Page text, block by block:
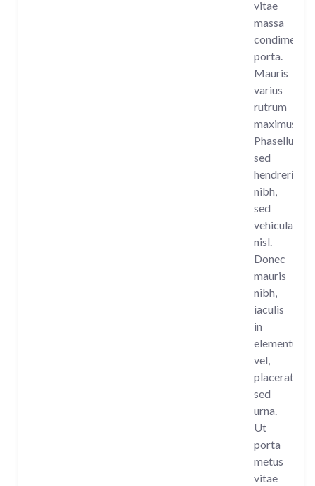
vitae
massa
porta.
Mauris
varius
rutrum
maximus.
Phasellus
sed
hendrerit
nibh,
sed
vehicula
nisl.
Donec
mauris
nibh,
iaculis
in
elementum
vel,
placerat
sed
urna.
Ut
porta
metus
vitae